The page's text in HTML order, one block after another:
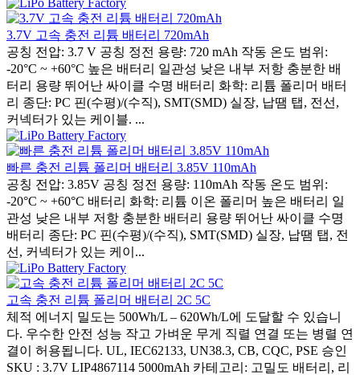
3.7V 고속 충전 리튬 배터리 720mAh
공칭 전압: 3.7 V 공칭 정전 용량: 720 mAh 작동 온도 범위:
-20°C ~ +60°C 높은 배터리 일관성 낮은 내부 저항 충분한 배
터리 용량 뛰어난 싸이클 수명 배터리 화학: 리튬 폴리머 배터
리 종단: PC 핀(수평)/(수직), SMT(SMD) 실장, 납땜 탭, 전선,
커넥터가 있는 케이블. ...
빠른 충전 리튬 폴리머 배터리 3.85V 110mAh
공칭 전압: 3.85V 공칭 정전 용량: 110mAh 작동 온도 범위:
-20°C ~ +60°C 배터리 화학: 리튬 이온 폴리머 높은 배터리 일
관성 낮은 내부 저항 충분한 배터리 용량 뛰어난 싸이클 수명
배터리 종단: PC 핀(수평)/(수직), SMT(SMD) 실장, 납땜 탭, 전
선, 커넥터가 있는 케이...
고속 충전 리튬 폴리머 배터리 2C 5C
체적 에너지 밀도는 500Wh/L – 620Wh/L에 도달할 수 있습니
다. 우수한 안전 성능 작고 가벼운 무게 직렬 연결 또는 병렬 연
결이 허용됩니다. UL, IEC62133, UN38.3, CB, CQC, PSE 승인
SKU : 3.7V LIP4867114 5000mAh 카테고리: 고밀도 배터리, 리